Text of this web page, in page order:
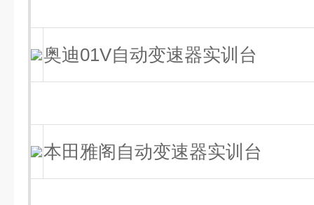
奥迪01V自动变速器实训台
本田雅阁自动变速器实训台